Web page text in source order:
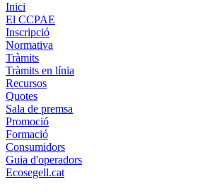
Inici
El CCPAE
Inscripció
Normativa
Tràmits
Tràmits en línia
Recursos
Quotes
Sala de premsa
Promoció
Formació
Consumidors
Guia d'operadors
Ecosegell.cat